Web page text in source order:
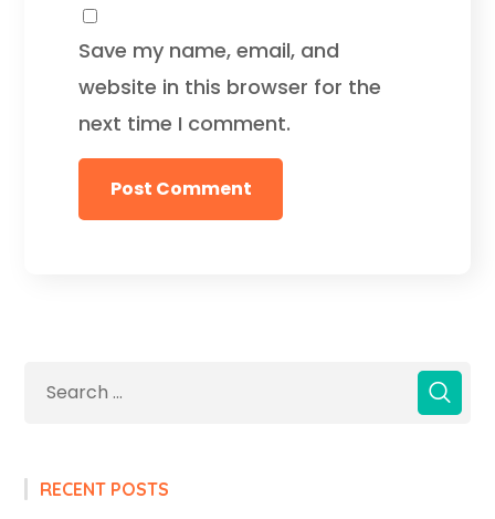
Save my name, email, and
website in this browser for the
next time I comment.
RECENT POSTS